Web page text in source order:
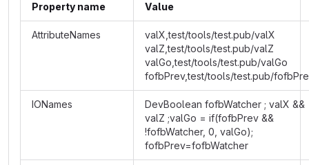
Property name Value
AttributeNames
valX,test/tools/test.pub/valX
valZ,test/tools/test.pub/valZ
valGo,test/tools/test.pub/valGo
fofbPrev,test/tools/test.pub/
IONames
DevBoolean fofbWatcher ; valX &&
valZ ;valGo = if(fofbPrev &&
!fofbWatcher, 0, valGo);
fofbPrev=fofbWatcher